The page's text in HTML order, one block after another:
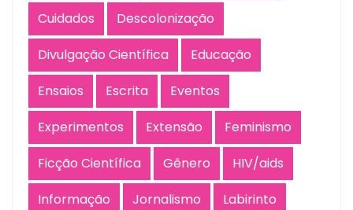
Cuidados
Descolonização
Divulgação Científica
Educação
Ensaios
Escrita
Eventos
Experimentos
Extensão
Feminismo
Ficção Científica
Gênero
HIV/aids
Informação
Jornalismo
Labirinto